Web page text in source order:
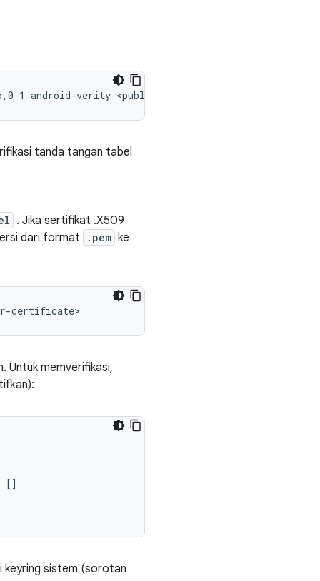
1 android-verity <public-key-id> <path-to-system-
tanda tangan tabel
. Jika sertifikat .X509
dari format .pem ke
certificate>
Untuk memverifikasi,
[]
keyring sistem (sorotan